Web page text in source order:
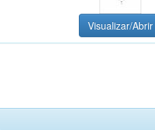
Visualizar/Abrir